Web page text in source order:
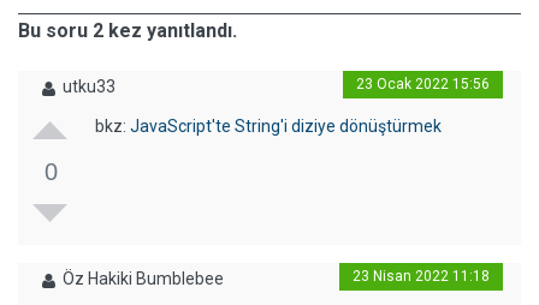
Bu soru 2 kez yanıtlandı.
utku33 23 Ocak 2022 15:56
0
bkz: JavaScript'te String'i diziye dönüştürmek
Öz Hakiki Bumblebee 23 Nisan 2022 11:18